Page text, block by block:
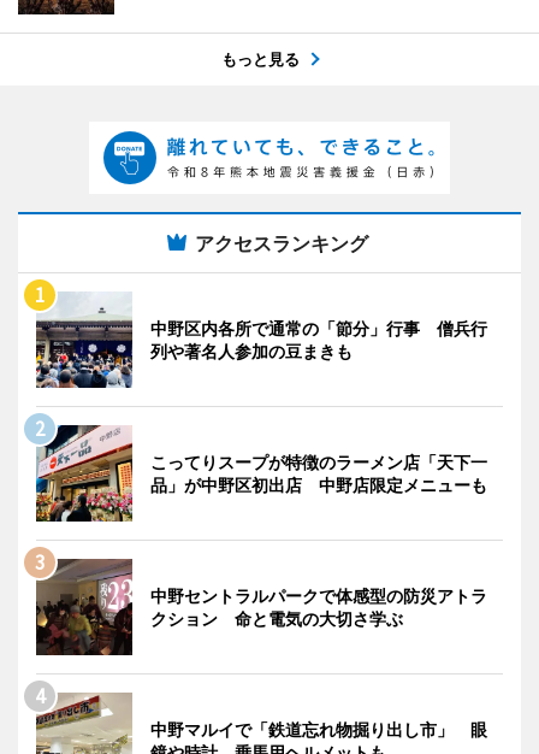
もっと見る
アクセスランキング
中野区内各所で通常の「節分」行事 僧兵行
列や著名人参加の豆まきも
こってりスープが特徴のラーメン店「天下一
品」が中野区初出店 中野店限定メニューも
中野セントラルパークで体感型の防災アトラ
クション 命と電気の大切さ学ぶ
中野マルイで「鉄道忘れ物掘り出し市」 眼